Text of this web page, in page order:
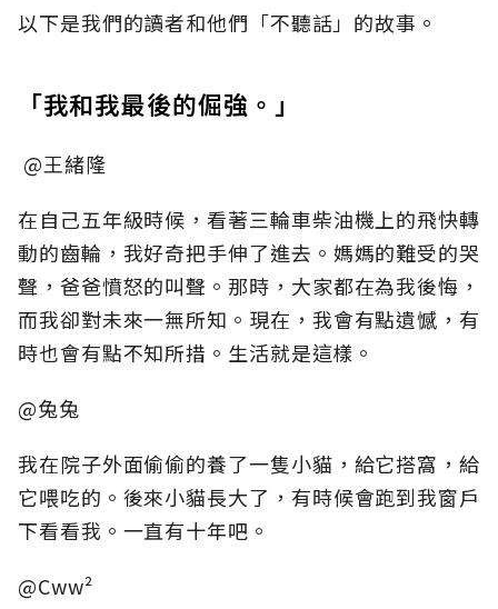
以下是我們的讀者和他們「不聽話」的故事。
「我和我最後的倔強。」
@王緒隆
在自己五年級時候，看著三輪車柴油機上的飛快轉
動的齒輪，我好奇把手伸了進去。媽媽的難受的哭
聲，爸爸憤怒的叫聲。那時，大家都在為我後悔，
而我卻對未來一無所知。現在，我會有點遺憾，有
時也會有點不知所措。生活就是這樣。
@兔兔
我在院子外面偷偷的養了一隻小貓，給它搭窩，給
它喂吃的。後來小貓長大了，有時候會跑到我窗戶
下看看我。一直有十年吧。
@Cww²